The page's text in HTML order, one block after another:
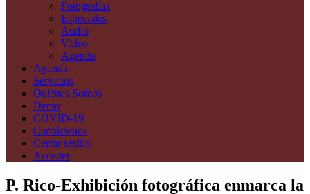
Fotografías
Especiales
Audio
Vídeo
Agenda
Agenda
Servicios
Quiénes Somos
Demo
COVID-19
Contáctenos
Cerrar sesión
Acceder
P. Rico-Exhibición fotográfica enmarca la